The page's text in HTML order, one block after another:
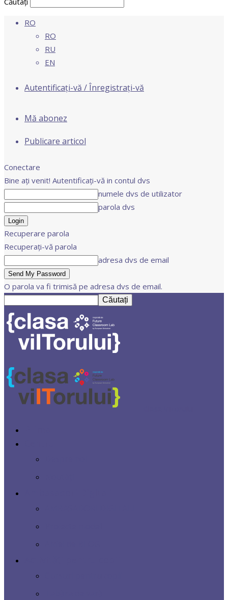
RO
RO
RU
EN
Autentificați-vă / Înregistrați-vă
Mă abonez
Publicare articol
Conectare
Bine ați venit! Autentificați-vă in contul dvs
numele dvs de utilizator
parola dvs
Recuperare parola
Recuperați-vă parola
adresa dvs de email
O parola va fi trimisă pe adresa dvs de email.